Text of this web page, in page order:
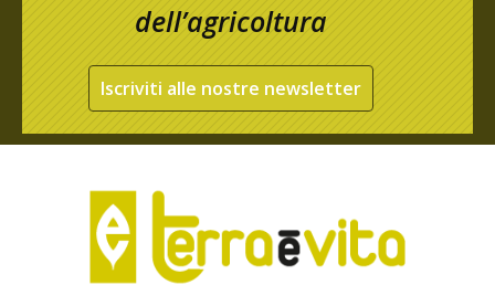
dell’agricoltura
Iscriviti alle nostre newsletter